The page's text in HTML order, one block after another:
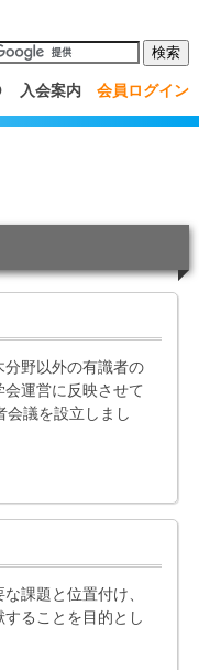
入会案内 会員ログイン
野以外の有識者の
運営に反映させて
会議を設立しまし
課題と位置付け、
ることを目的とし